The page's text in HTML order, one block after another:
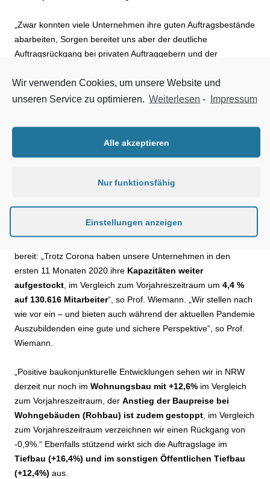
„Zwar konnten viele Unternehmen ihre guten Auftragsbestände
abarbeiten, Sorgen bereitet uns aber der deutliche
Auftragsrückgang bei privaten Auftraggebern und der
Wirtschaftshochbau von -14,3%(Bundesweit -7,5%) und im
Öffentlichen Hochbau von -21,4%(bundesweit +3%).
„Auch imStraßenbau verzeichnen wir einen Rückgang von
, gleichzeitig gehen dieBaupreise im Straßenbau um
und Kommunen, eingeplante Investitionsmittel auch zu
bereit: „Trotz Corona haben unsere Unternehmen in den
ersten 11 Monaten 2020 ihre Kapazitäten weiter
aufgestockt , im Vergleich zum Vorjahreszeitraum um 4,4 %
auf 130.616 Mitarbeiter“, so Prof. Wiemann. „Wir stellen nach
wie vor ein – und bieten auch während der aktuellen Pandemie
Auszubildenden eine gute und sichere Perspektive“, so Prof.
Wiemann.
„Positive baukonjunkturelle Entwicklungen sehen wir in NRW
derzeit nur noch im Wohnungsbau mit +12,6% im Vergleich
zum Vorjahreszeitraum, der Anstieg der Baupreise bei
Wohngebäuden (Rohbau) ist zudem gestoppt , im Vergleich
zum Vorjahreszeitraum verzeichnen wir einen Rückgang von
-0,9%.“ Ebenfalls stützend wirkt sich die Auftragslage im
Tiefbau (+16,4%) und im sonstigen Öffentlichen Tiefbau
(+12,4%) aus.
Wir verwenden Cookies, um unsere Website und
unseren Service zu optimieren. Weiterlesen - Impressum
Alle akzeptieren
Nur funktionsfähig
Einstellungen anzeigen